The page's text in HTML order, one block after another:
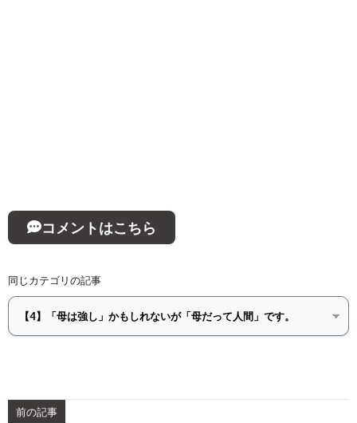
コメントはこちら
同じカテゴリの記事
前の記事